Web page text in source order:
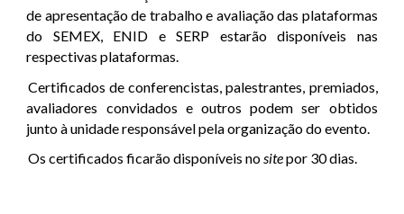
de apresentação de trabalho e avaliação das plataformas
do SEMEX, ENID e SERP estarão disponíveis nas
respectivas plataformas.
Certificados de conferencistas, palestrantes, premiados,
avaliadores convidados e outros podem ser obtidos
junto à unidade responsável pela organização do evento.
Os certificados ficarão disponíveis nositepor 30 dias.